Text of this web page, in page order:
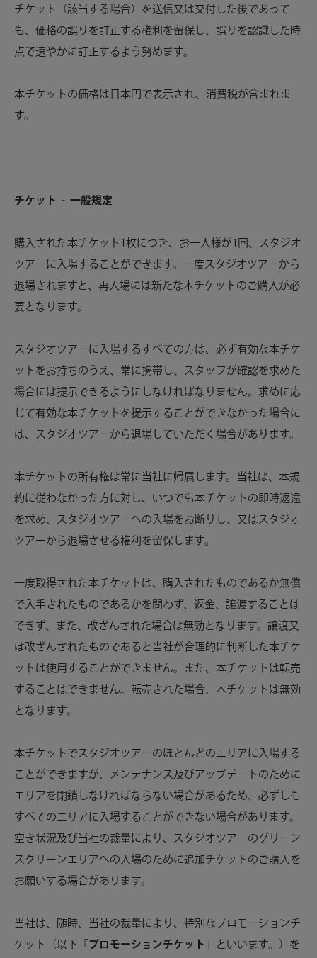
チケット（該当する場合）を送信又は交付した後であって
も、価格の誤りを訂正する権利を留保し、誤りを認識した時
点で速やかに訂正するよう努めます。
本チケットの価格は日本円で表示され、消費税が含まれま
す。
チケット ‐ 一般規定
購入された本チケット1枚につき、お一人様が1回、スタジオ
ツアーに入場することができます。一度スタジオツアーから
退場されますと、再入場には新たな本チケットのご購入が必
要となります。
スタジオツアーに入場するすべての方は、必ず有効な本チケ
ットをお持ちのうえ、常に携帯し、スタッフが確認を求めた
場合には提示できるようにしなければなりません。求めに応
じて有効な本チケットを提示することができなかった場合に
は、スタジオツアーから退場していただく場合があります。
本チケットの所有権は常に当社に帰属します。当社は、本規
約に従わなかった方に対し、いつでも本チケットの即時返還
を求め、スタジオツアーへの入場をお断りし、又はスタジオ
ツアーから退場させる権利を留保します。
一度取得された本チケットは、購入されたものであるか無償
で入手されたものであるかを問わず、返金、譲渡することは
できず、また、改ざんされた場合は無効となります。譲渡又
は改ざんされたものであると当社が合理的に判断した本チケ
ットは使用することができません。また、本チケットは転売
することはできません。転売された場合、本チケットは無効
となります。
本チケットでスタジオツアーのほとんどのエリアに入場する
ことができますが、メンテナンス及びアップデートのために
エリアを閉鎖しなければならない場合があるため、必ずしも
すべてのエリアに入場することができない場合があります。
空き状況及び当社の裁量により、スタジオツアーのグリーン
スクリーンエリアへの入場のために追加チケットのご購入を
お願いする場合があります。
当社は、随時、当社の裁量により、特別なプロモーションチ
ケット（以下「 プロモーションチケット 」といいます。）を